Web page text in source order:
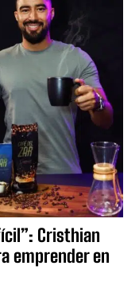
Cristhian
emprender en